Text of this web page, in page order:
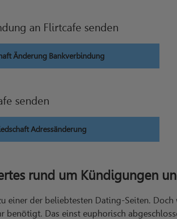
an Flirtcafe senden
Änderung Bankverbindung
senden
Adressänderung
rund um Kündigungen
einer der beliebtesten Dating-Seiten.
benötigt. Das einst euphorisch